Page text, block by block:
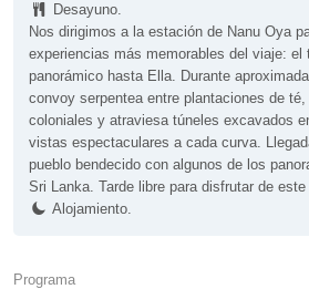
Desayuno.
Nos dirigimos a la estación de Nanu Oya
experiencias más memorables del viaje: el
panorámico hasta Ella. Durante
convoy serpentea entre plantaciones de
coloniales y atraviesa túneles excavados
vistas espectaculares a cada curva.
pueblo bendecido con algunos de los
Sri Lanka. Tarde libre para disfrutar de este
Alojamiento.
Programa